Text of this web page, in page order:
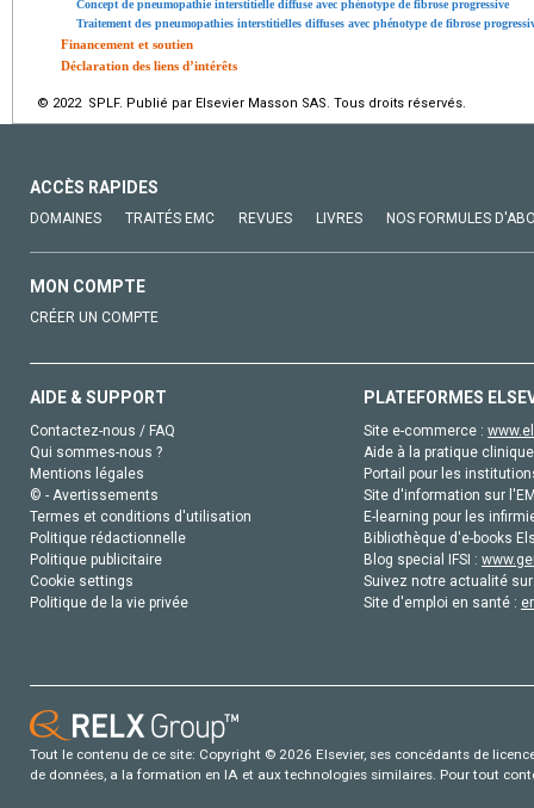
Concept de pneumopathie interstitielle diffuse avec phénotype de fibrose progressive
Traitement des pneumopathies interstitielles diffuses avec phénotype de fibrose
Financement et soutien
Déclaration des liens d’intérêts
© 2022 SPLF. Publié par Elsevier Masson SAS. Tous droits réservés.
ACCÈS RAPIDES
DOMAINES TRAITÉS EMC REVUES LIVRES NOS FORMULES
MON COMPTE
CRÉER UN COMPTE
AIDE & SUPPORT
Contactez-nous / FAQ
Qui sommes-nous ?
Mentions légales
© - Avertissements
Termes et conditions d'utilisation
Politique rédactionnelle
Politique publicitaire
Cookie settings
Politique de la vie privée
PLATEFORMES
Site e-commerce :
Aide à la pratique
Portail pour les
Site d'information sur
E-learning pour les
Bibliothèque d'e-books
Blog special IFSI :
Suivez notre actualité
Site d'emploi en santé :
Tout le contenu de ce site: Copyright © 2026 Elsevier, ses concédants de
de données, a la formation en IA et aux technologies similaires. Pour tout